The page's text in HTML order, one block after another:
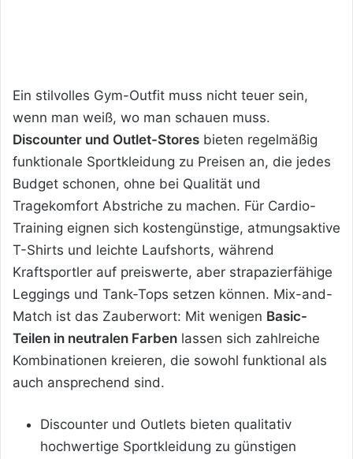
Ein stilvolles Gym-Outfit muss nicht teuer sein,
wenn man weiß, wo man schauen muss.
Discounter und Outlet-Stores bieten regelmäßig
funktionale Sportkleidung zu Preisen an, die jedes
Budget schonen, ohne bei Qualität und
Tragekomfort Abstriche zu machen. Für Cardio-
Training eignen sich kostengünstige, atmungsaktive
T-Shirts und leichte Laufshorts, während
Kraftsportler auf preiswerte, aber strapazierfähige
Leggings und Tank-Tops setzen können. Mix-and-
Match ist das Zauberwort: Mit wenigen Basic-
Teilen in neutralen Farben lassen sich zahlreiche
Kombinationen kreieren, die sowohl funktional als
auch ansprechend sind.
Discounter und Outlets bieten qualitativ
hochwertige Sportkleidung zu günstigen